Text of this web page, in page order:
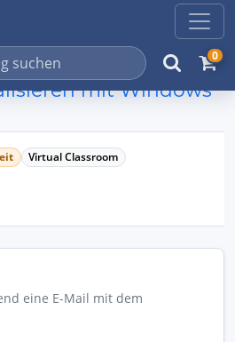
0
mit Windows
Virtual Classroom
eine E-Mail mit dem